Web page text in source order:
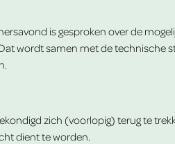
is gesproken over de
wordt samen met de technische
zich (voorlopig) terug te
dient te worden.